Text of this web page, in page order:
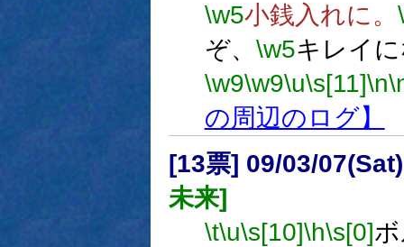
\w5小銭入れに。
ぞ、 \w5キレイ
\w9\w9\u\s[11]\n
の周辺のログ】
[13票] 09/03/
未来]
\t\u\s[10]\h\s[0]